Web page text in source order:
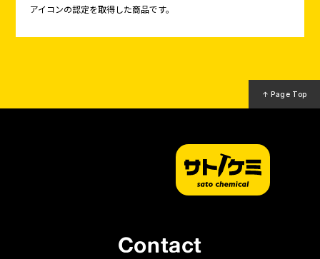
アイコンの認定を取得した商品です。
↑ Page Top
Contact